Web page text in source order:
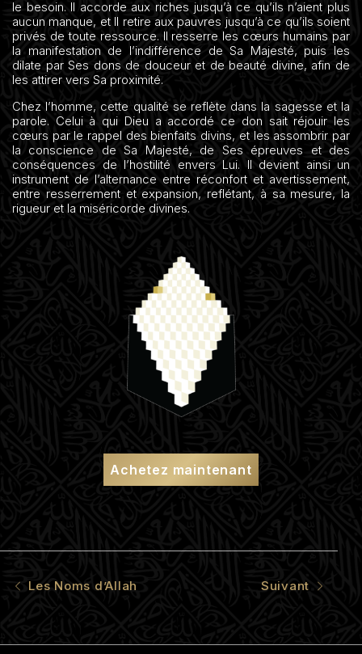
le besoin. Il accorde aux riches jusqu’à ce qu’ils n’aient plus
aucun manque, et Il retire aux pauvres jusqu’à ce qu’ils soient
privés de toute ressource. Il resserre les cœurs humains par
la manifestation de l’indifférence de Sa Majesté, puis les
dilate par Ses dons de douceur et de beauté divine, afin de
les attirer vers Sa proximité.
Chez l’homme, cette qualité se reflète dans la sagesse et la
parole. Celui à qui Dieu a accordé ce don sait réjouir les
cœurs par le rappel des bienfaits divins, et les assombrir par
la conscience de Sa Majesté, de Ses épreuves et des
conséquences de l’hostilité envers Lui. Il devient ainsi un
instrument de l’alternance entre réconfort et avertissement,
entre resserrement et expansion, reflétant, à sa mesure, la
rigueur et la miséricorde divines.
Achetez maintenant
Les Noms d’Allah Suivant